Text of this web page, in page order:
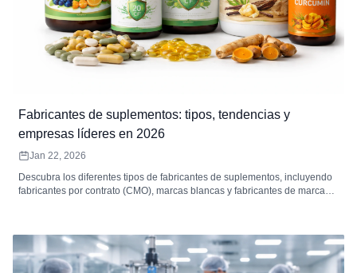
Fabricantes de suplementos: tipos, tendencias y
empresas líderes en 2026
Jan 22, 2026
Descubra los diferentes tipos de fabricantes de suplementos, incluyendo
fabricantes por contrato (CMO), marcas blancas y fabricantes de marcas